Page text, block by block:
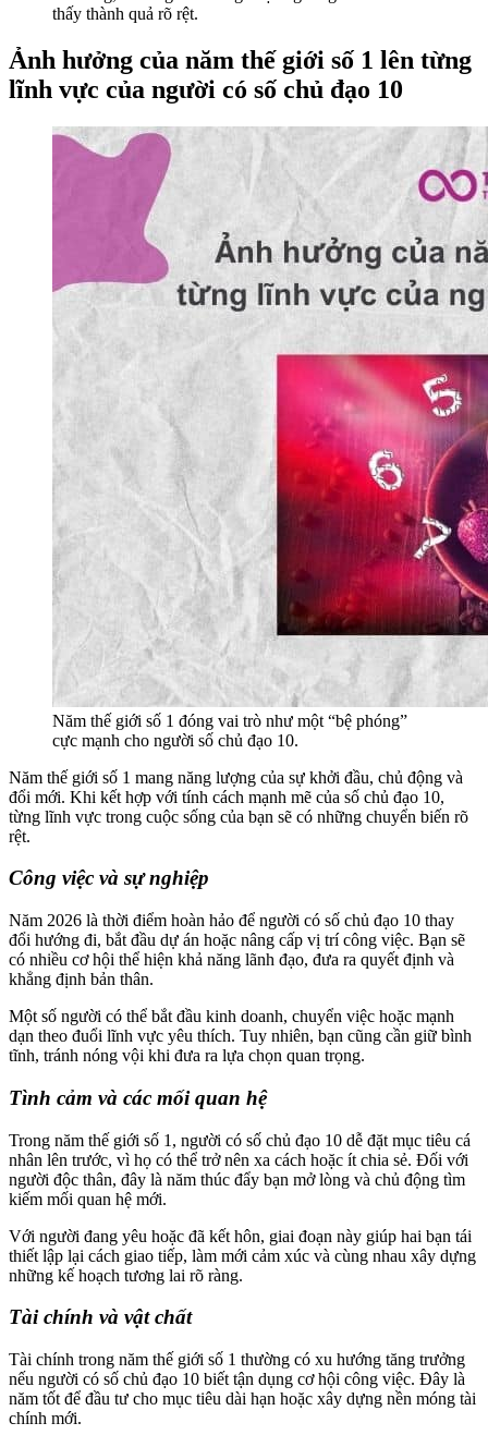
thấy thành quả rõ rệt.
Ảnh hưởng của năm thế giới số 1 lên từng
lĩnh vực của người có số chủ đạo 10
Năm thế giới số 1 đóng vai trò như một “bệ phóng”
cực mạnh cho người số chủ đạo 10.
Năm thế giới số 1 mang năng lượng của sự khởi đầu, chủ động và
đổi mới. Khi kết hợp với tính cách mạnh mẽ của số chủ đạo 10,
từng lĩnh vực trong cuộc sống của bạn sẽ có những chuyển biến rõ
rệt.
Công việc và sự nghiệp
Năm 2026 là thời điểm hoàn hảo để người có số chủ đạo 10 thay
đổi hướng đi, bắt đầu dự án hoặc nâng cấp vị trí công việc. Bạn sẽ
có nhiều cơ hội thể hiện khả năng lãnh đạo, đưa ra quyết định và
khẳng định bản thân.
Một số người có thể bắt đầu kinh doanh, chuyển việc hoặc mạnh
dạn theo đuổi lĩnh vực yêu thích. Tuy nhiên, bạn cũng cần giữ bình
tĩnh, tránh nóng vội khi đưa ra lựa chọn quan trọng.
Tình cảm và các mối quan hệ
Trong năm thế giới số 1, người có số chủ đạo 10 dễ đặt mục tiêu cá
nhân lên trước, vì họ có thể trở nên xa cách hoặc ít chia sẻ. Đối với
người độc thân, đây là năm thúc đẩy bạn mở lòng và chủ động tìm
kiếm mối quan hệ mới.
Với người đang yêu hoặc đã kết hôn, giai đoạn này giúp hai bạn tái
thiết lập lại cách giao tiếp, làm mới cảm xúc và cùng nhau xây dựng
những kế hoạch tương lai rõ ràng.
Tài chính và vật chất
Tài chính trong năm thế giới số 1 thường có xu hướng tăng trưởng
nếu người có số chủ đạo 10 biết tận dụng cơ hội công việc. Đây là
năm tốt để đầu tư cho mục tiêu dài hạn hoặc xây dựng nền móng tài
chính mới.